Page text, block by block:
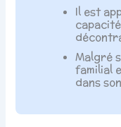
Il est
Malgré
familial
dans